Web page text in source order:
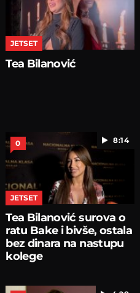
JETSET
Tea Bilanović
8:14
0
JETSET
Tea Bilanović surova o
ratu Bake i bivše, ostala
bez dinara na nastupu
kolege